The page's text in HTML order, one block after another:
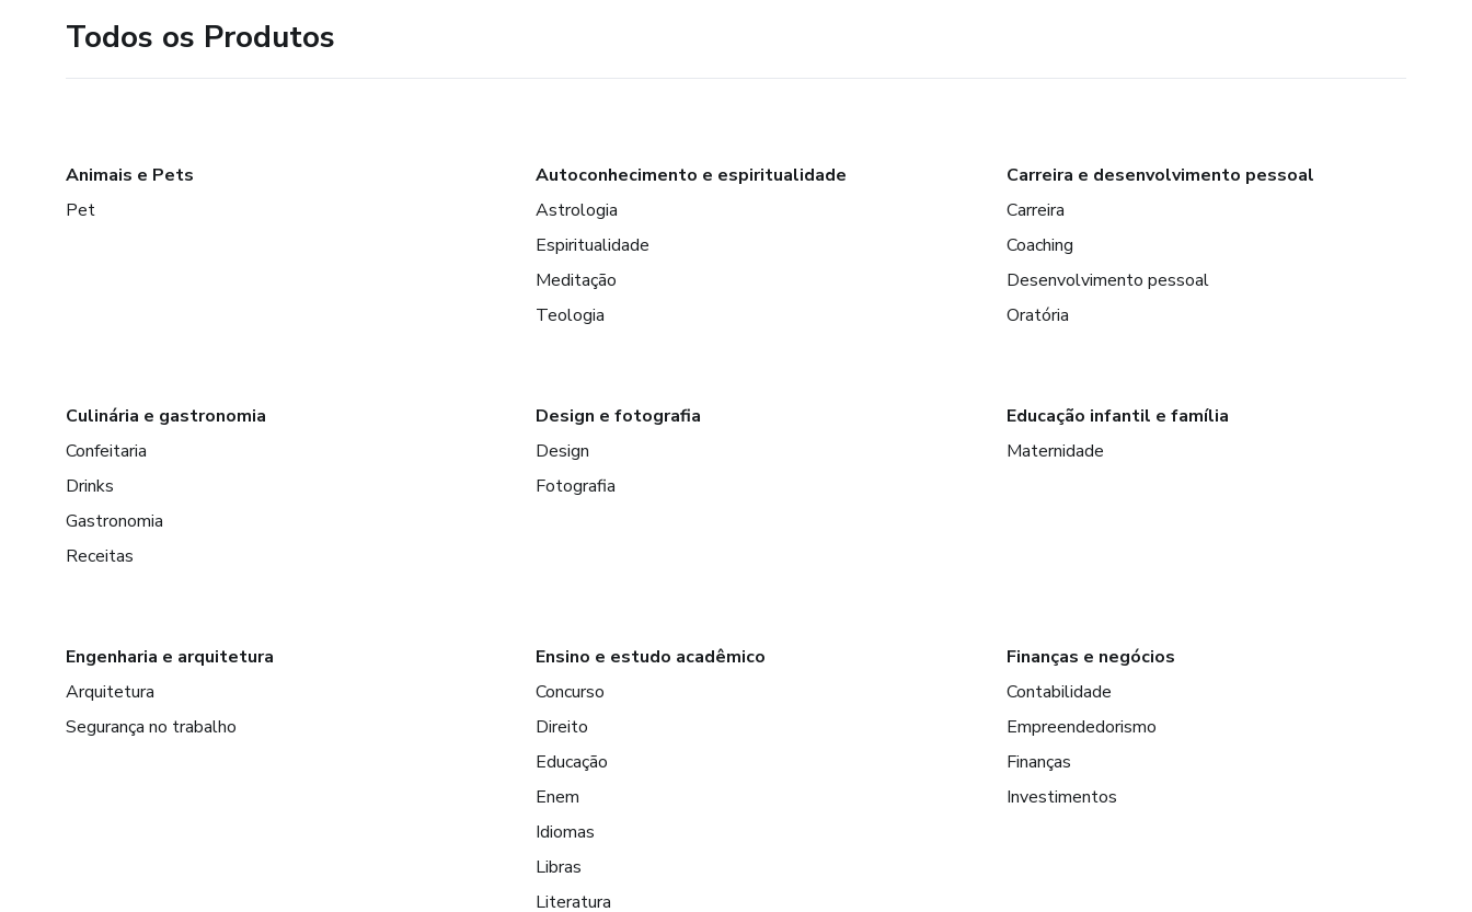
Todos os Produtos
Animais e Pets
Pet
Autoconhecimento e espiritualidade
Astrologia
Espiritualidade
Meditação
Teologia
Carreira e desenvolvimento pessoal
Carreira
Coaching
Desenvolvimento pessoal
Oratória
Culinária e gastronomia
Confeitaria
Drinks
Gastronomia
Receitas
Design e fotografia
Design
Fotografia
Educação infantil e família
Maternidade
Engenharia e arquitetura
Arquitetura
Segurança no trabalho
Ensino e estudo acadêmico
Concurso
Direito
Educação
Enem
Idiomas
Libras
Literatura
Finanças e negócios
Contabilidade
Empreendedorismo
Finanças
Investimentos